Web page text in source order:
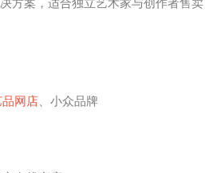
方案，适合独立艺术家与创作者售卖
网店、小众品牌